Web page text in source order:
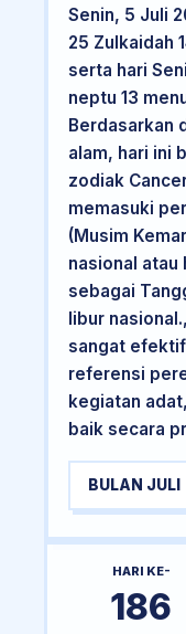
Senin, 5 Juli
25 Zulkaidah
serta hari
neptu 13
Berdasarkan
alam, hari ini
zodiak
memasuki
(Musim
nasional atau
sebagai
libur
sangat
referensi
kegiatan
baik secara
BULAN JULI
HARI KE-
186